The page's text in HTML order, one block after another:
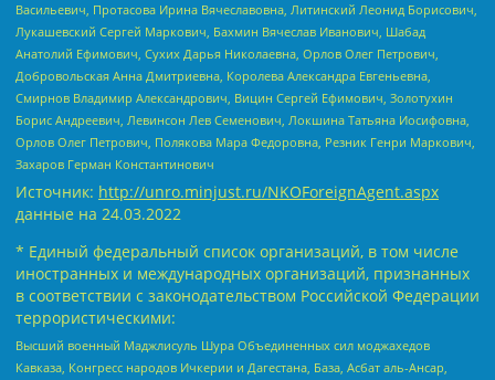
Васильевич, Протасова Ирина Вячеславовна, Литинский Леонид Борисович,
Лукашевский Сергей Маркович, Бахмин Вячеслав Иванович, Шабад
Анатолий Ефимович, Сухих Дарья Николаевна, Орлов Олег Петрович,
Добровольская Анна Дмитриевна, Королева Александра Евгеньевна,
Смирнов Владимир Александрович, Вицин Сергей Ефимович, Золотухин
Борис Андреевич, Левинсон Лев Семенович, Локшина Татьяна Иосифовна,
Орлов Олег Петрович, Полякова Мара Федоровна, Резник Генри Маркович,
Захаров Герман Константинович
Источник: http://unro.minjust.ru/NKOForeignAgent.aspx
данные на 24.03.2022
* Единый федеральный список организаций, в том числе
иностранных и международных организаций, признанных
в соответствии с законодательством Российской Федерации
террористическими:
Высший военный Маджлисуль Шура Объединенных сил моджахедов
Кавказа, Конгресс народов Ичкерии и Дагестана, База, Асбат аль-Ансар,